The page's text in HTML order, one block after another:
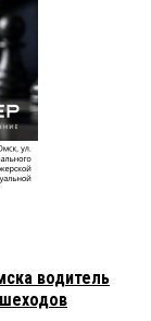
водитель